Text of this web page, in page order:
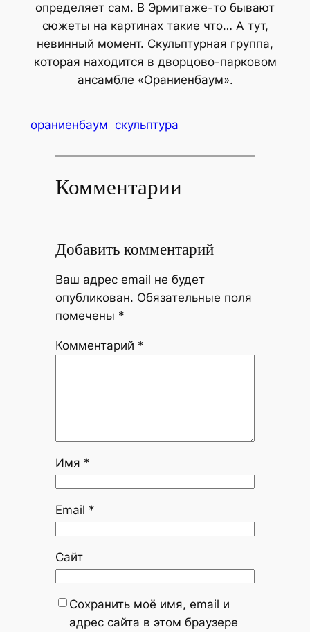
определяет сам. В Эрмитаже-то бывают
сюжеты на картинах такие что… А тут,
невинный момент. Скульптурная группа,
которая находится в дворцово-парковом
ансамбле «Ораниенбаум».
ораниенбаум скульптура
Комментарии
Добавить комментарий
Ваш адрес email не будет
опубликован. Обязательные поля
помечены *
Комментарий *
Имя *
Email *
Сайт
Сохранить моё имя, email и
адрес сайта в этом браузере